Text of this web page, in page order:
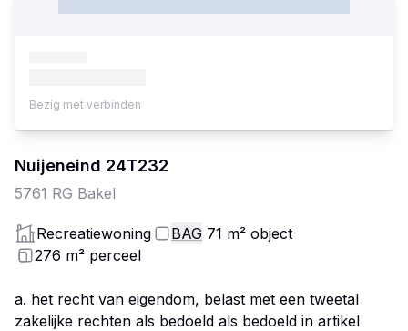
Nuijeneind 24T232
5761 RG Bakel
Recreatiewoning BAG 71 m² object
276 m² perceel
a. het recht van eigendom, belast met een tweetal
zakelijke rechten als bedoeld als bedoeld in artikel
Bezig met verbinden